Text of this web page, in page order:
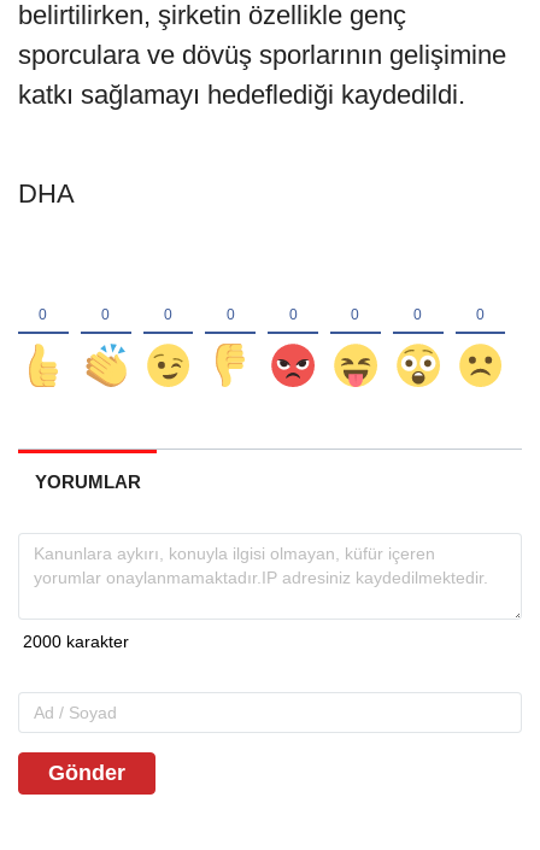
belirtilirken, şirketin özellikle genç
sporculara ve dövüş sporlarının gelişimine
katkı sağlamayı hedeflediği kaydedildi.
DHA
YORUMLAR
Gönder